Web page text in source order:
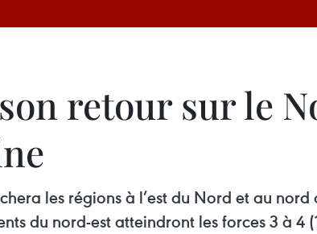
retour sur le
les régions à l’est du Nord et au
du nord-est atteindront les forces 3 à 4